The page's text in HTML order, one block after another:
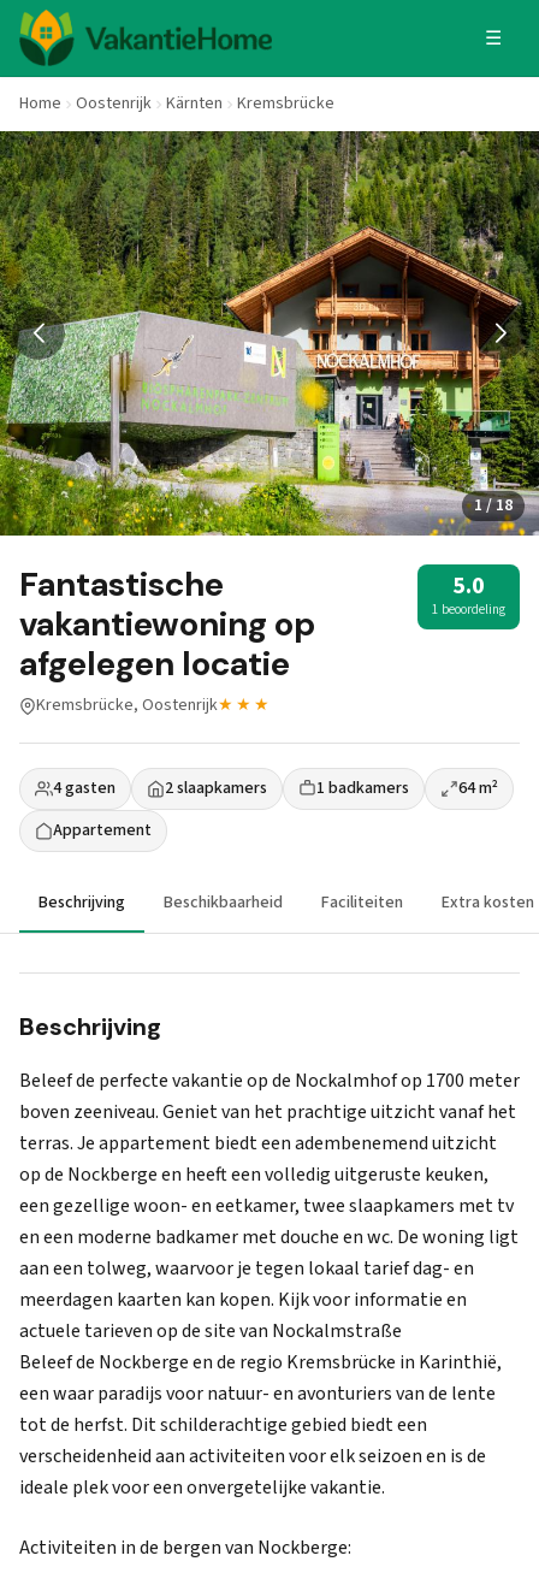
☰
Home Oostenrijk Kärnten Kremsbrücke
1 / 18
Fantastische
vakantiewoning op
afgelegen locatie
5.0
1 beoordeling
Kremsbrücke, Oostenrijk★★★
4 gasten 2 slaapkamers 1 badkamers
64 m²
Appartement
Beschrijving Beschikbaarheid Faciliteiten Extra kosten
Beschrijving
Beleef de perfecte vakantie op de Nockalmhof op 1700 meter
boven zeeniveau. Geniet van het prachtige uitzicht vanaf het
terras. Je appartement biedt een adembenemend uitzicht
op de Nockberge en heeft een volledig uitgeruste keuken,
een gezellige woon- en eetkamer, twee slaapkamers met tv
en een moderne badkamer met douche en wc. De woning ligt
aan een tolweg, waarvoor je tegen lokaal tarief dag- en
meerdagen kaarten kan kopen. Kijk voor informatie en
actuele tarieven op de site van Nockalmstraße
Beleef de Nockberge en de regio Kremsbrücke in Karinthië,
een waar paradijs voor natuur- en avonturiers van de lente
tot de herfst. Dit schilderachtige gebied biedt een
verscheidenheid aan activiteiten voor elk seizoen en is de
ideale plek voor een onvergetelijke vakantie.
Activiteiten in de bergen van Nockberge: